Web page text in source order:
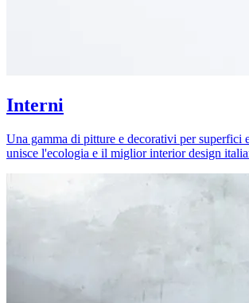
Interni
Una gamma di pitture e decorativi per superfici
unisce l'ecologia e il miglior interior design